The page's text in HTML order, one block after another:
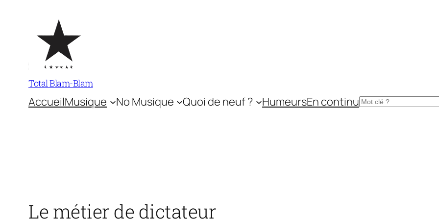
contenu
Total Blam-Blam
AccueilMusique No Musique Quoi de neuf ? HumeursEn continuRechercher
Le métier de dictateur